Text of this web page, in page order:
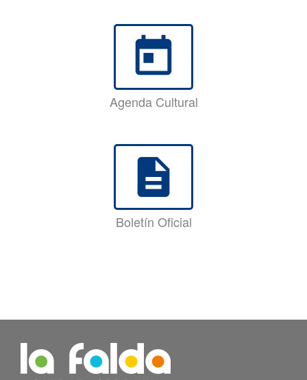
today
Agenda Cultural
description
Boletín Oficial